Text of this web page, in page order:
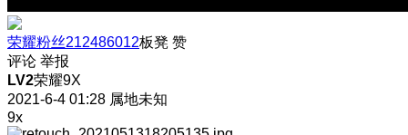
荣耀粉丝212486012板凳 赞
评论 举报
LV2荣耀9X
2021-6-4 01:28 属地未知
9x